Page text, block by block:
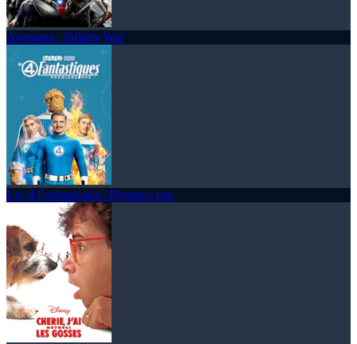
Avengers : Infinity War
Les 4 Fantastiques : Premiers pas